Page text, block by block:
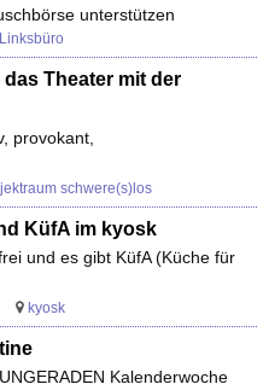
unterstützen
Linksbüro
das Theater mit der
provokant,
schwere(s)los
KüfA im kyosk
und es gibt KüfA (Küche für
kyosk
Kalenderwoche